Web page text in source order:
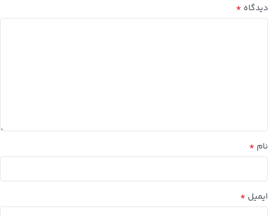
دیدگاه *
نام *
ایمیل *